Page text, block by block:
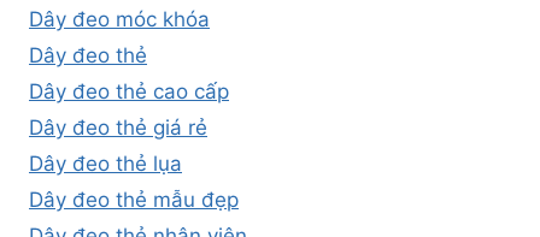
Dây đeo móc khóa
Dây đeo thẻ
Dây đeo thẻ cao cấp
Dây đeo thẻ giá rẻ
Dây đeo thẻ lụa
Dây đeo thẻ mẫu đẹp